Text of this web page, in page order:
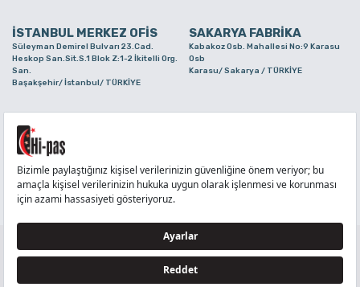
İSTANBUL MERKEZ OFİS SAKARYA FABRİKA
Süleyman Demirel Bulvarı 23.Cad.
Heskop San.Sit.S.1 Blok Z:1-2 İkitelli Org.
San.
Başakşehir/ İstanbul/ TÜRKİYE
Kabakoz Osb. Mahallesi No:9 Karasu
Osb
Karasu/ Sakarya / TÜRKİYE
Alaaddinbey Mah. Ayfatma Cad. No.11 A/C
Sam.3 Plaza B Blok Nilüfer/ Bursa/
TÜRKİYE
TELEFON
TÜM HAKLARI Hİ-PAŞ PLASTİK EŞYA TİC. VE SAN. LTD. ŞTİ..’E AİTTİR
Tedarikçi ve İş Ortakları Aydınlatma Metni - Ziyaretçi Aydınlatma Metni - Veri Sahibi Başvuru